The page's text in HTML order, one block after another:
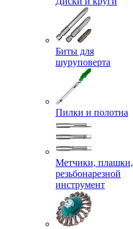
Биты для
шуруповерта
Пилки и полотна
Метчики, плашки,
резьбонарезной
инструмент